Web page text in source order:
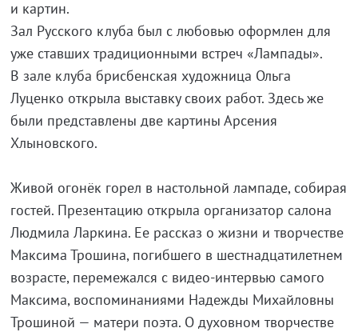
и картин.
Зал Русского клуба был с любовью оформлен для
уже ставших традиционными встреч «Лампады».
В зале клуба брисбенская художница Ольга
Луценко открыла выставку своих работ. Здесь же
были представлены две картины Арсения
Хлыновского.
Живой огонёк горел в настольной лампаде, собирая
гостей. Презентацию открыла организатор салона
Людмила Ларкина. Ее рассказ о жизни и творчестве
Максима Трошина, погибшего в шестнадцатилетнем
возрасте, перемежался с видео-интервью самого
Максима, воспоминаниями Надежды Михайловны
Трошиной — матери поэта. О духовном творчестве